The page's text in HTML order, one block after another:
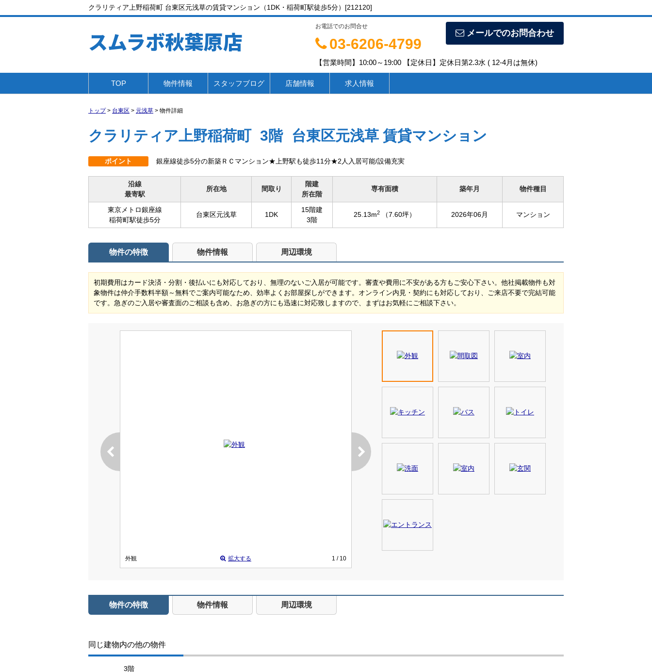
クラリティア上野稲荷町 台東区元浅草の賃貸マンション（1DK・稲荷町駅徒歩5分）[212120]
スムラボ秋葉原店 メールでのお問合わせ
お電話でのお問合せ
03-6206-4799
【営業時間】10:00～19:00 【定休日】定休日第2.3水 ( 12-4月は無休)
TOP 物件情報 スタッフブログ 店舗情報 求人情報
トップ> 台東区 > 元浅草 > 物件詳細
クラリティア上野稲荷町 3階 台東区元浅草 賃貸マンション
ポイント 銀座線徒歩5分の新築ＲＣマンション★上野駅も徒歩11分★2人入居可能/設備充実
沿線
最寄駅
所在地 間取り
階建
所在階
専有面積 築年月 物件種目
東京メトロ銀座線
稲荷町駅徒歩5分
台東区元浅草 1DK
15階建
3階
25.13m2 （7.60坪） 2026年06月 マンション
物件の特徴 物件情報 周辺環境
初期費用はカード決済・分割・後払いにも対応しており、無理のないご入居が可能です。審査や費用に不安がある方もご安心下さい。他社掲載物件も対
象物件は仲介手数料半額～無料でご案内可能なため、効率よくお部屋探しができます。オンライン内見・契約にも対応しており、ご来店不要で完結可能
です。急ぎのご入居や審査面のご相談も含め、お急ぎの方にも迅速に対応致しますので、まずはお気軽にご相談下さい。
外観 拡大する 1 / 10
物件の特徴 物件情報 周辺環境
同じ建物内の他の物件
3階